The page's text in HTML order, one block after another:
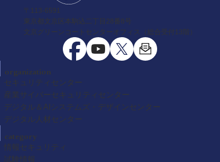
〒113-6591
東京都文京区本駒込二丁目28番8号
文京グリーンコートセンターオフィス（総合受付13階）
organization
セキュリティセンター
産業サイバーセキュリティセンター
デジタル＆AIシステムズ・デザインセンター
デジタル人材センター
category
情報セキュリティ
試験情報